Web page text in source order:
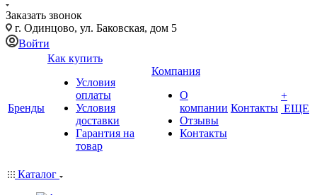
Заказать звонок
г. Одинцово, ул. Баковская, дом 5
Войти
Бренды
Как купить
Условия
оплаты
Условия
доставки
Гарантия на
товар
Компания
О
компании
Отзывы
Контакты
Контакты
+
ЕЩЕ
Каталог